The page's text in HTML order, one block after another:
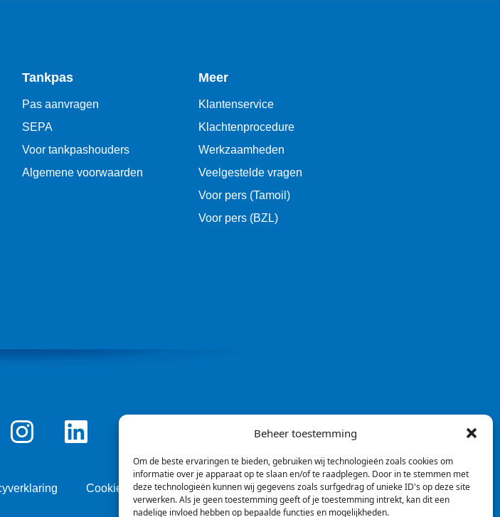
Beheer toestemming
Om de beste ervaringen te bieden, gebruiken wij technologieën zoals cookies om
informatie over je apparaat op te slaan en/of te raadplegen. Door in te stemmen met
deze technologieën kunnen wij gegevens zoals surfgedrag of unieke ID's op deze site
verwerken. Als je geen toestemming geeft of je toestemming intrekt, kan dit een
nadelige invloed hebben op bepaalde functies en mogelijkheden.
Tankpas
Pas aanvragen
SEPA
Voor tankpashouders
Algemene voorwaarden
Meer
Klantenservice
Klachtenprocedure
Werkzaamheden
Veelgestelde vragen
Voor pers (Tamoil)
Voor pers (BZL)
Instagram LinkedIn
Cookie beleid